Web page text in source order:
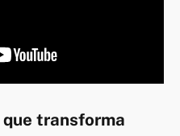
transforma